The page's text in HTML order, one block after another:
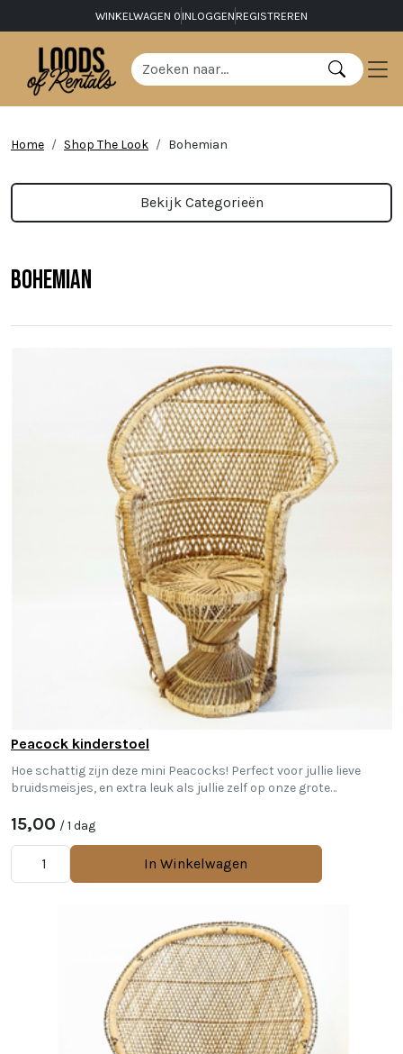
WINKELWAGEN 0 INLOGGEN REGISTREREN
Home Shop The Look Bohemian
Bekijk Categorieën
Bohemian
Peacock kinderstoel
Hoe schattig zijn deze mini Peacocks! Perfect voor jullie lieve
bruidsmeisjes, en extra leuk als jullie zelf op onze grote
15,00 / 1 dag
In Winkelwagen